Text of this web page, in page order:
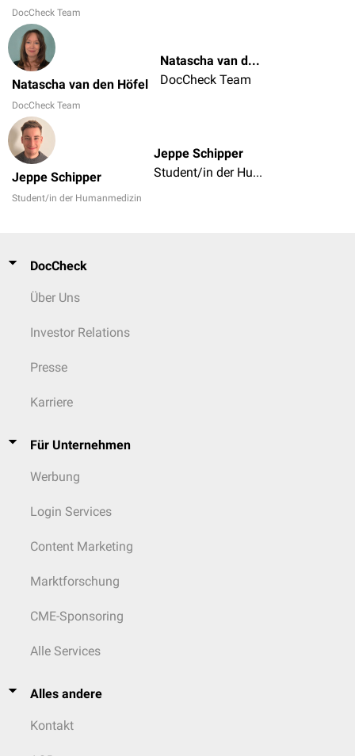
DocCheck Team
Natascha van den Höfel
DocCheck Team
Natascha van den Höfel
DocCheck Team
Jeppe Schipper
Student/in der Humanmedizin
Jeppe Schipper
Student/in der Humanmedizin
DocCheck
Über Uns
Investor Relations
Presse
Karriere
Für Unternehmen
Werbung
Login Services
Content Marketing
Marktforschung
CME-Sponsoring
Alle Services
Alles andere
Kontakt